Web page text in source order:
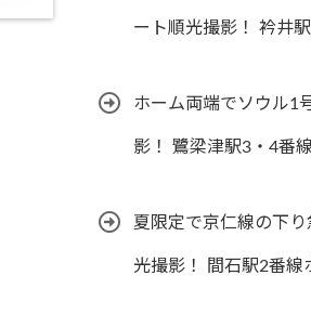
ート順光撮影！ 衿井
ホーム両端でソウル1
影！ 鷺梁津駅3・4番
夏限定で京仁線の下
光撮影！ 間石駅2番線